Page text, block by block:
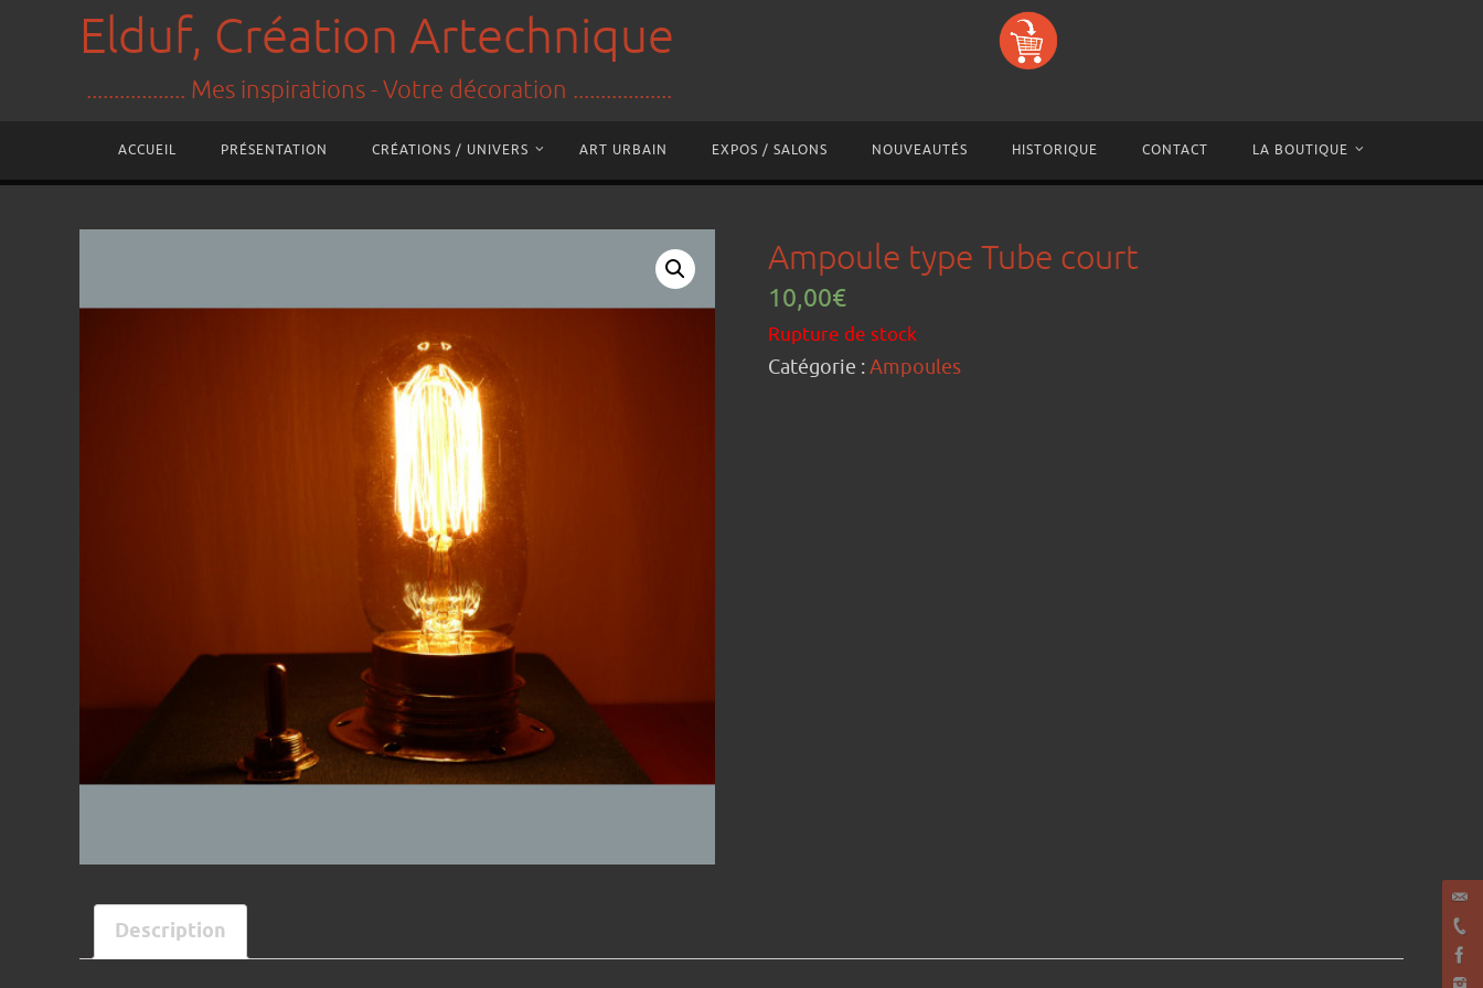
Elduf, Création Artechnique
.................. Mes inspirations - Votre décoration ..................
ACCUEIL PRÉSENTATION CRÉATIONS / UNIVERS ART URBAIN EXPOS / SALONS NOUVEAUTÉS HISTORIQUE CONTACT LA BOUTIQUE
Ampoule type Tube court
10,00€
Rupture de stock
Catégorie :Ampoules
Description